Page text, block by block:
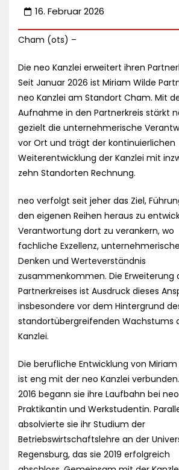
16. Februar 2026
Cham (ots) –
Die neo Kanzlei erweitert ihren
Seit Januar 2026 ist Miriam Wilde
neo Kanzlei am Standort Cham. Mit
Aufnahme in den Partnerkreis stärkt
gezielt die unternehmerische
vor Ort und trägt der kontinuierlichen
Weiterentwicklung der Kanzlei mit
zehn Standorten Rechnung.
neo verfolgt seit jeher das Ziel,
den eigenen Reihen heraus zu
Verantwortung dort zu verankern, wo
fachliche Exzellenz,
Denken und Werteverständnis
zusammenkommen. Die Erweiterung
Partnerkreises ist Ausdruck dieses
insbesondere vor dem Hintergrund
standortübergreifenden Wachstums
Kanzlei.
Die berufliche Entwicklung von Miriam
ist eng mit der neo Kanzlei
2016 begann sie ihre Laufbahn bei
Praktikantin und Werkstudentin.
absolvierte sie ihr Studium der
Betriebswirtschaftslehre an der
Regensburg, das sie 2019 erfolgreich